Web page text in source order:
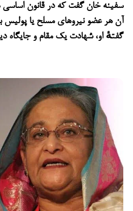
سفینه خان گفت که در قانون اساسی
آن هر عضو نیروهای مسلح یا پولیس
گفتهٔ او، شهادت یک مقام و جایگاه